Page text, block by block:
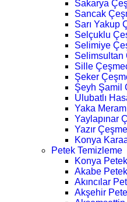
Sakarya
Sancak
Sarı Yakup
Selçuklu
Selimiye
Selimsultan
Sille
Şeker
Şeyh Şamil
Ulubatlı
Yaka
Yaylapınar
Yazır
Konya
Petek Temizleme
Konya
Akabe
Akıncılar
Akşehir